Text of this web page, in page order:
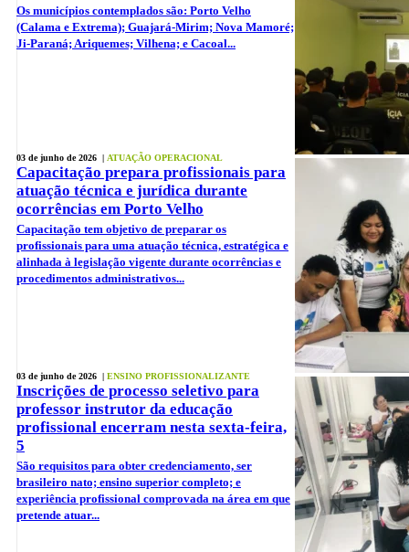
Os municípios contemplados são: Porto Velho
(Calama e Extrema); Guajará-Mirim; Nova Mamoré;
Ji-Paraná; Ariquemes; Vilhena; e Cacoal...
03 de junho de 2026 | ATUAÇÃO OPERACIONAL
Capacitação prepara profissionais para
atuação técnica e jurídica durante
ocorrências em Porto Velho
Capacitação tem objetivo de preparar os
profissionais para uma atuação técnica, estratégica e
alinhada à legislação vigente durante ocorrências e
procedimentos administrativos...
03 de junho de 2026 | ENSINO PROFISSIONALIZANTE
Inscrições de processo seletivo para
professor instrutor da educação
profissional encerram nesta sexta-feira,
5
São requisitos para obter credenciamento, ser
brasileiro nato; ensino superior completo; e
experiência profissional comprovada na área em que
pretende atuar...